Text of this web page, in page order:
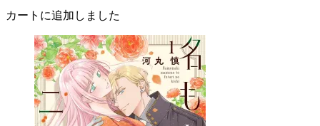
カートに追加しました